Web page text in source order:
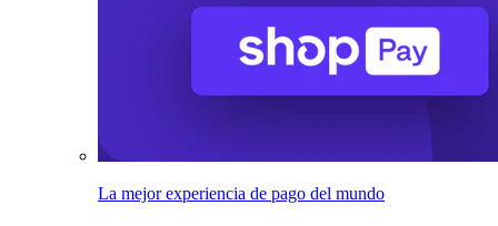
La mejor experiencia de pago del mundo